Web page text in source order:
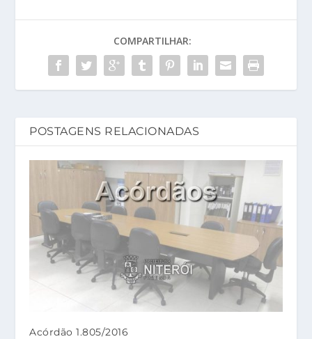
COMPARTILHAR:
POSTAGENS RELACIONADAS
Acórdão 1.805/2016